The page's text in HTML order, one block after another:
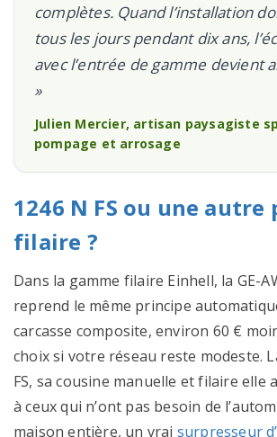
complètes. Quand l’installation
tous les jours pendant dix ans,
avec l’entrée de gamme devient
»
Julien Mercier, artisan paysagiste
pompage et arrosage
1246 N FS ou une autre
filaire ?
Dans la gamme filaire Einhell, la GE-
reprend le même principe
carcasse composite, environ 60 €
choix si votre réseau reste modeste.
FS, sa cousine manuelle et filaire elle
à ceux qui n’ont pas besoin de
maison entière, un vrai surpresseur